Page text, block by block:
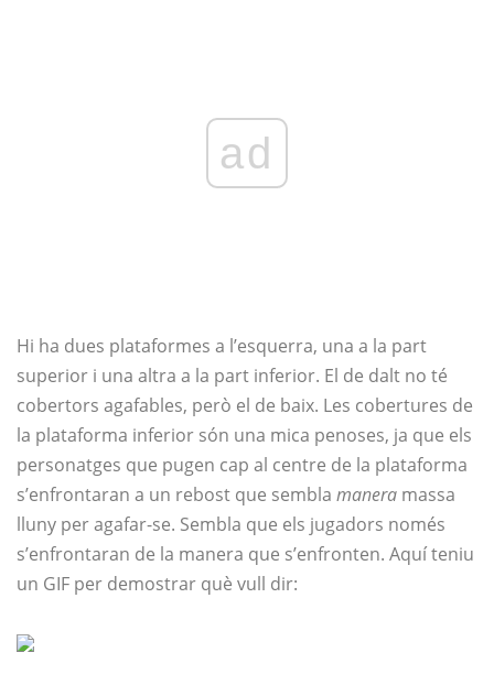
ad
Hi ha dues plataformes a l’esquerra, una a la part
superior i una altra a la part inferior. El de dalt no té
cobertors agafables, però el de baix. Les cobertures de
la plataforma inferior són una mica penoses, ja que els
personatges que pugen cap al centre de la plataforma
s’enfrontaran a un rebost que sembla manera massa
lluny per agafar-se. Sembla que els jugadors només
s’enfrontaran de la manera que s’enfronten. Aquí teniu
un GIF per demostrar què vull dir: